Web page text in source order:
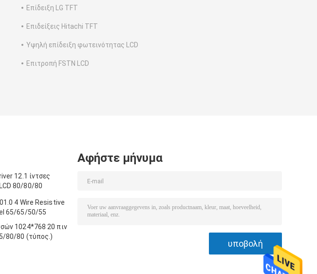
Επίδειξη LG TFT
Επιδείξεις Hitachi TFT
Υψηλή επίδειξη φωτεινότητας LCD
Επιτροπή FSTN LCD
12.1 ίντσες
80/80/80
4 Wire Resistive
65/65/50/55
1024*768 20 πιν
80/80 (τύπος.)
Αφήστε μήνυμα